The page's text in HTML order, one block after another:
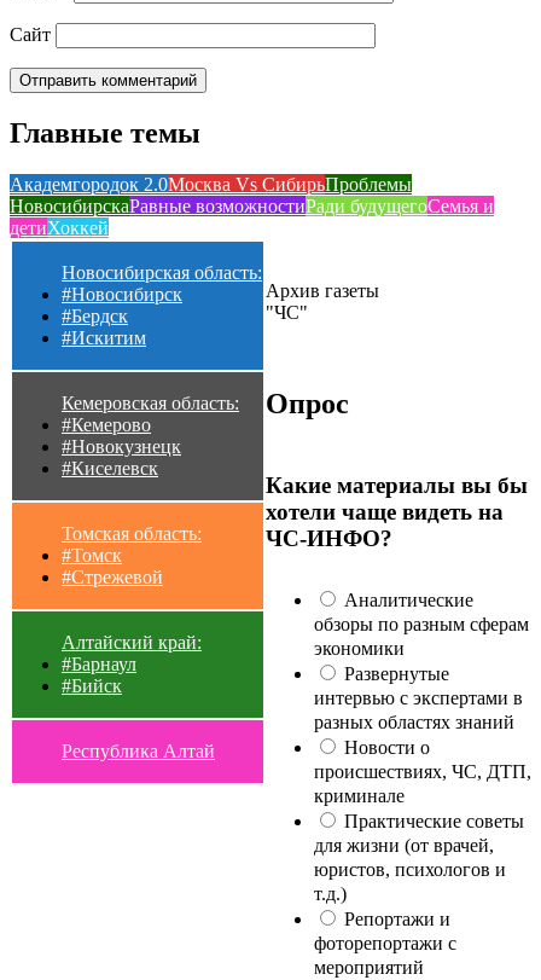
Сайт
Главные темы
Академгородок 2.0Москва Vs СибирьПроблемы
НовосибирскаРавные возможностиРади будущегоСемья и
детиХоккей
Новосибирская область:
#Новосибирск
#Бердск
#Искитим
Кемеровская область:
#Кемерово
#Новокузнецк
#Киселевск
Томская область:
#Томск
#Стрежевой
Алтайский край:
#Барнаул
#Бийск
Республика Алтай
Архив газеты
"ЧС"
Опрос
Какие материалы вы бы
хотели чаще видеть на
ЧС-ИНФО?
Аналитические
обзоры по разным сферам
экономики
Развернутые
интервью с экспертами в
разных областях знаний
Новости о
происшествиях, ЧС, ДТП,
криминале
Практические советы
для жизни (от врачей,
юристов, психологов и
т.д.)
Репортажи и
фоторепортажи с
мероприятий